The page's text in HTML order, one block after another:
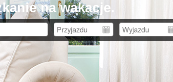
na wakacje.